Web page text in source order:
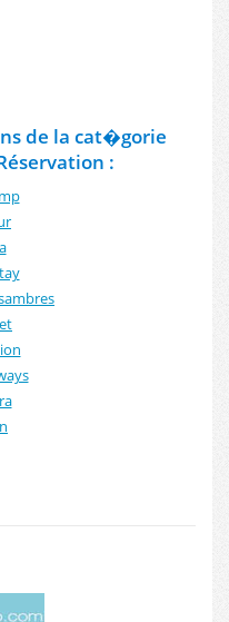
de la cat�gorie
: